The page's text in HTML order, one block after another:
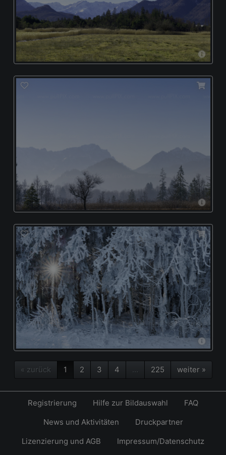
« zurück 1 2 3 4 … 225 weiter »
Registrierung Hilfe zur Bildauswahl
FAQ
News und Aktivitäten
Druckpartner
Lizenzierung und AGB
Impressum/Datenschutz